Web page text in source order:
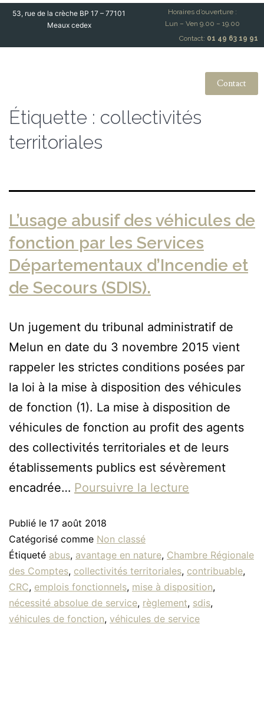
53, rue de la crèche BP 17 – 77101
Meaux cedex
Horaires d’ouverture :
Lun – Ven 9.00 – 19.00
Contact: 01 49 63 19 91
Contact
Étiquette : collectivités
territoriales
L’usage abusif des véhicules de
fonction par les Services
Départementaux d’Incendie et
de Secours (SDIS).
Un jugement du tribunal administratif de
Melun en date du 3 novembre 2015 vient
rappeler les strictes conditions posées par
la loi à la mise à disposition des véhicules
de fonction (1). La mise à disposition de
véhicules de fonction au profit des agents
des collectivités territoriales et de leurs
établissements publics est sévèrement
encadrée… Poursuivre la lecture
Publié le 17 août 2018
Catégorisé comme Non classé
Étiqueté abus, avantage en nature, Chambre Régionale
des Comptes, collectivités territoriales, contribuable,
CRC, emplois fonctionnels, mise à disposition,
nécessité absolue de service, règlement, sdis,
véhicules de fonction, véhicules de service